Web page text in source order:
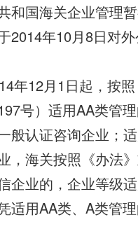
和国海关企业管理
2014年10月8日对
年12月1日起，按
号）适用AA类管
般认证咨询企业；
，海关按照《办法
企业的，企业等级
适用AA类、A类管